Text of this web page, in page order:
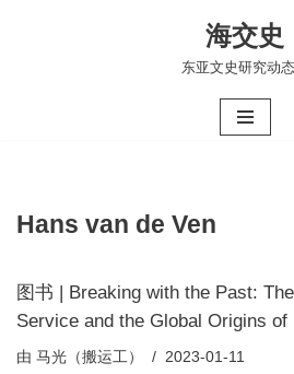
海交史
东亚文史研究动
Hans van de Ven
图书 | Breaking with the Past:
Service and the Global Origins
由 马光（搬运工） 2023-01-11